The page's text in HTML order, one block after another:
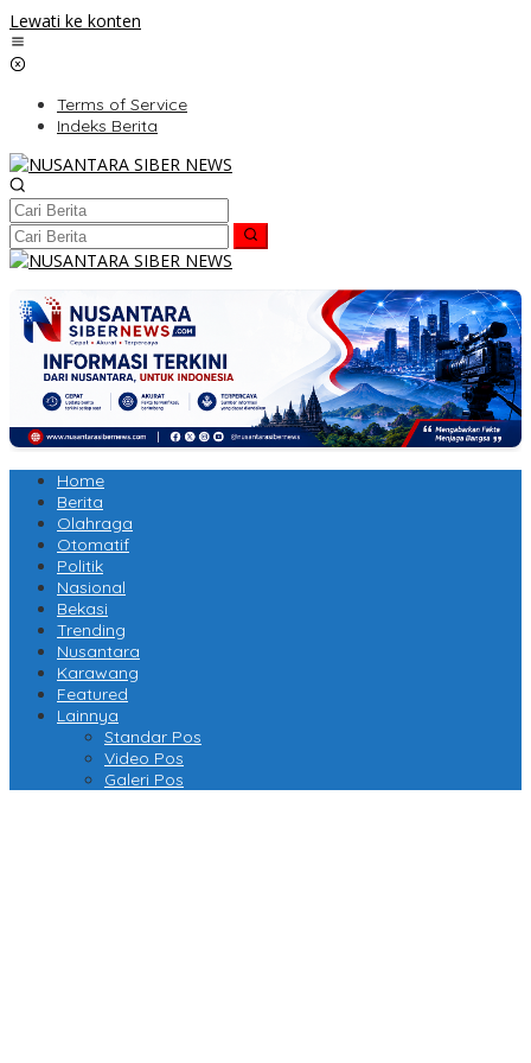
Lewati ke konten
Terms of Service
Indeks Berita
Home
Berita
Olahraga
Otomatif
Politik
Nasional
Bekasi
Trending
Nusantara
Karawang
Featured
Lainnya
Standar Pos
Video Pos
Galeri Pos